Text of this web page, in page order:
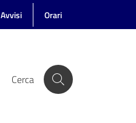
Avvisi Orari
Cerca